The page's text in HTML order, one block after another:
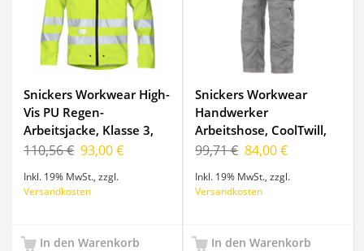
Snickers Workwear High-
Vis PU Regen-
Arbeitsjacke, Klasse 3,
8233, Farbe High
Größe L
110,56 € 93,00 €
Inkl. 19% MwSt.,zzgl.
Versandkosten
In den Warenkorb
Snickers Workwear
Handwerker
Arbeitshose, CoolTwill,
3311, Farbe Grey, Größe
99,71 € 84,00 €
Inkl. 19% MwSt.,zzgl.
Versandkosten
In den Warenkorb